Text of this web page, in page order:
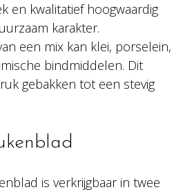
en kwalitatief hoogwaardig
karakter.
een mix kan klei, porselein,
bindmiddelen. Dit
gebakken tot een stevig
is verkrijgbaar in twee